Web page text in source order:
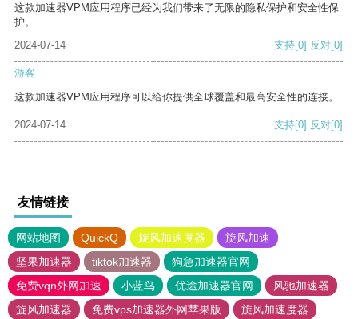
这款加速器VPM应用程序已经为我们带来了无限的隐私保护和安全性保
护。
2024-07-14
支持[0] 反对[0]
游客
这款加速器VPM应用程序可以给你提供全球覆盖和最高安全性的连接。
2024-07-14 支持[0] 反对[0]
友情链接
网站地图 QuickQ 旋风加速度器
旋风加速
坚果加速器
tiktok加速器
狗急加速器官网
免费vqn外网加速
小蓝鸟 优途加速器官网
风驰加速器
旋风加速器
免费vps加速器外网苹果版
旋风加速度器